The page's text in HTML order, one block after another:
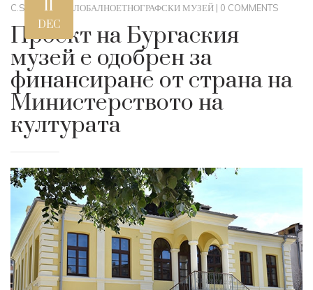
11
DEC
C.STEWART ГЛОБАЛНОЕТНОГРАФСКИ МУЗЕЙ | 0 COMMENTS
Проект на Бургаския
музей е одобрен за
финансиране от страна на
Министерството на
културата